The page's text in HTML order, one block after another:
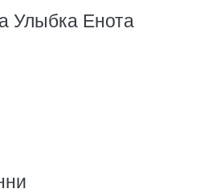
Улыбка Енота